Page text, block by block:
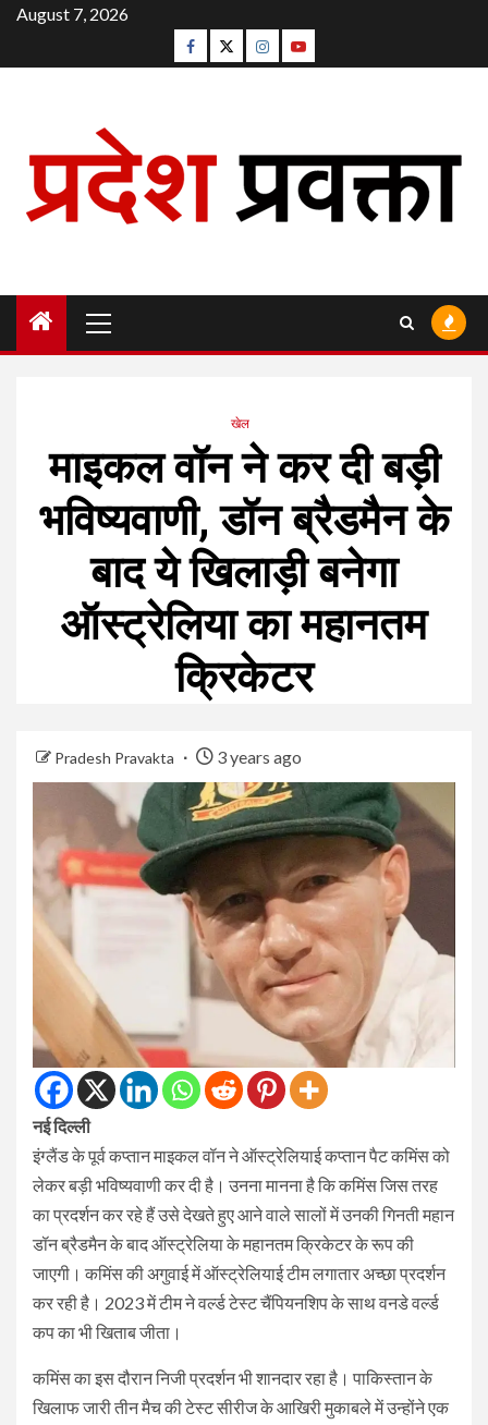
Skip
content
August 7, 2026
Facebook
TwitterInstagram
Youtube
Menu
खेल
माइकल वॉन ने कर दी बड़ी
भविष्यवाणी, डॉन ब्रैडमैन के
बाद ये खिलाड़ी बनेगा
ऑस्ट्रेलिया का महानतम
क्रिकेटर
Pradesh Pravakta 3 years ago
नई दिल्ली
इंग्लैंड के पूर्व कप्तान माइकल वॉन ने ऑस्ट्रेलियाई कप्तान पैट कमिंस को
लेकर बड़ी भविष्यवाणी कर दी है। उनना मानना है कि कमिंस जिस तरह
का प्रदर्शन कर रहे हैं उसे देखते हुए आने वाले सालों में उनकी गिनती महान
डॉन ब्रैडमैन के बाद ऑस्ट्रेलिया के महानतम क्रिकेटर के रूप की
जाएगी। कमिंस की अगुवाई में ऑस्ट्रेलियाई टीम लगातार अच्छा प्रदर्शन
कर रही है। 2023 में टीम ने वर्ल्ड टेस्ट चैंपियनशिप के साथ वनडे वर्ल्ड
कप का भी खिताब जीता।
कमिंस का इस दौरान निजी प्रदर्शन भी शानदार रहा है। पाकिस्तान के
खिलाफ जारी तीन मैच की टेस्ट सीरीज के आखिरी मुकाबले में उन्होंने एक